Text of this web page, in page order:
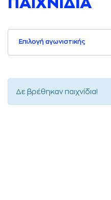
ΠAΙΧΝΙΔΙA
Επιλογή αγωνιστικής
Δε βρέθηκαν παιχνίδια!